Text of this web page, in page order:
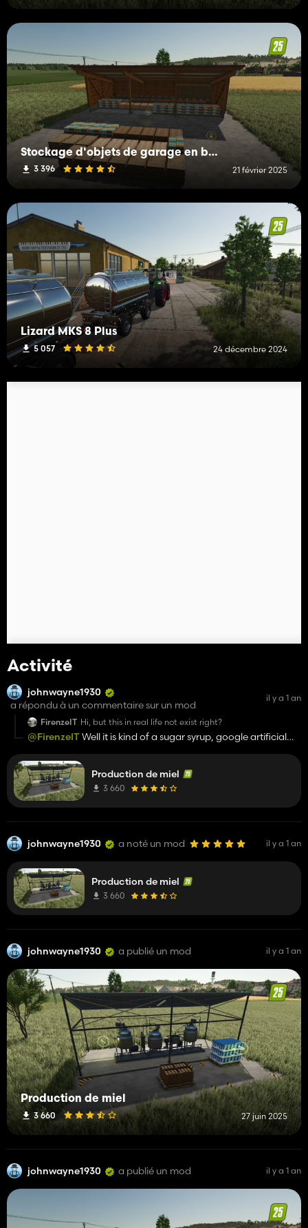
Stockage d'objets de garage en bois
3 396 21 février 2025
Lizard MKS 8 Plus
5 057 24 décembre 2024
Activité
johnwayne1930
a répondu à un commentaire sur un mod
il y a 1 an
FirenzeIT Hi, but this in real life not exist right?
@FirenzeIT Well it is kind of a sugar syrup, google artificial
Production de miel
3 660
johnwayne1930 a noté un mod il y a 1 an
Production de miel
3 660
johnwayne1930 a publié un mod il y a 1 an
Production de miel
3 660 27 juin 2025
johnwayne1930 a publié un mod il y a 1 an